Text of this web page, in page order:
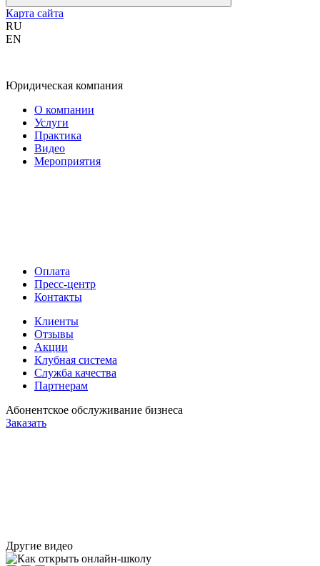
Карта сайта
RU
EN
Юридическая компания
О компании
Услуги
Практика
Видео
Мероприятия
Оплата
Пресс-центр
Контакты
Клиенты
Отзывы
Акции
Клубная система
Служба качества
Партнерам
Абонентское обслуживание бизнеса
Заказать
Другие видео